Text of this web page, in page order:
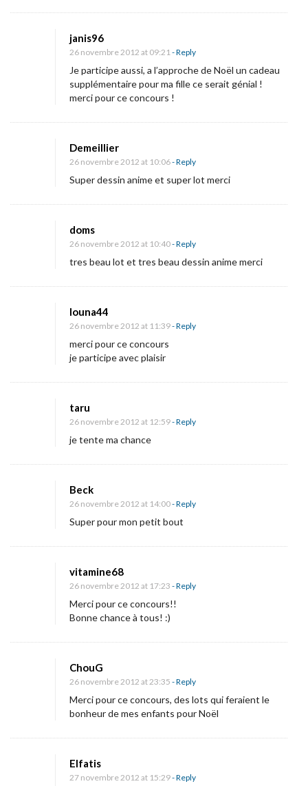
u
e
s
d
e
l
f
a
l
N
o
ë
l
»
janis96
26 novembre 2012 at 09:21 - Reply
Je participe aussi, a l’approche de Noël un cadeau
supplémentaire pour ma fille ce serait génial !
merci pour ce concours !
Demeillier
26 novembre 2012 at 10:06- Reply
Super dessin anime et super lot merci
doms
26 novembre 2012 at 10:40- Reply
tres beau lot et tres beau dessin anime merci
louna44
26 novembre 2012 at 11:39- Reply
merci pour ce concours
je participe avec plaisir
taru
26 novembre 2012 at 12:59- Reply
je tente ma chance
Beck
26 novembre 2012 at 14:00- Reply
Super pour mon petit bout
vitamine68
26 novembre 2012 at 17:23 - Reply
Merci pour ce concours!!
Bonne chance à tous! :)
ChouG
26 novembre 2012 at 23:35 - Reply
Merci pour ce concours, des lots qui feraient le
bonheur de mes enfants pour Noël
Elfatis
27 novembre 2012 at 15:29- Reply